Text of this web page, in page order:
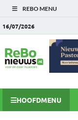
REBO MENU
16/07/2026
HOOFDMENU